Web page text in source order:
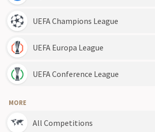
UEFA Champions League
UEFA Europa League
UEFA Conference League
MORE
All Competitions